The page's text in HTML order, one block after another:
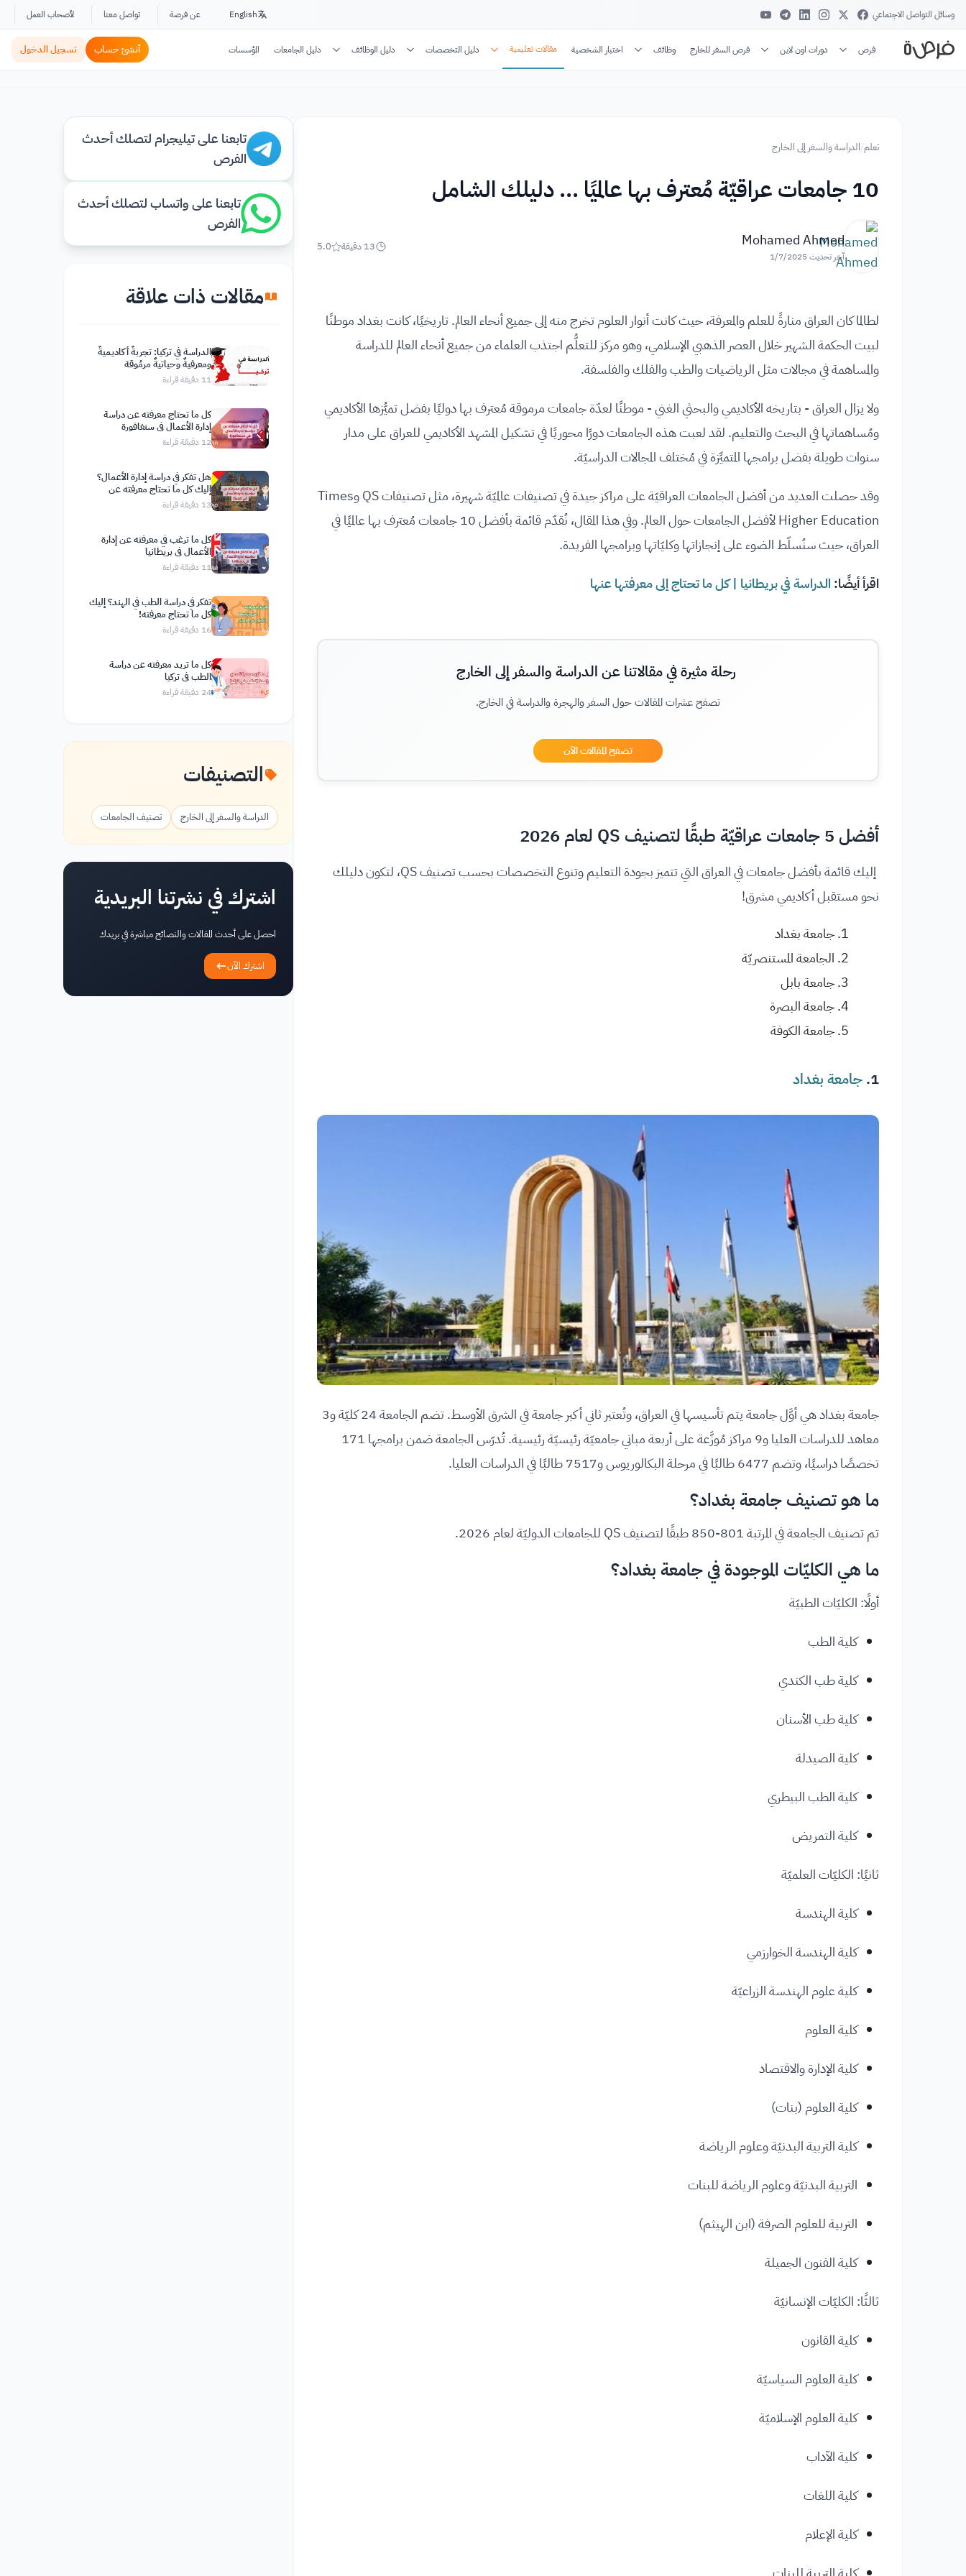
وسائل التواصل الاجتماعي English عن فرصة تواصل معنا لأصحاب العمل
فرص دورات اون لاين فرص السفر للخارج وظائف اختبار الشخصية مقالات تعليمية دليل التخصصات دليل الوظائف دليل الجامعات المؤسسات أنشئ حساب تسجيل الدخول
تعلم/الدراسة والسفر إلى الخارج
10 جامعات عراقيّة مُعترف بها عالميًا ... دليلك الشامل
Mohamed Ahmed
آخر تحديث 1/7/2025
13 دقيقة 5.0
لطالما كان العراق منارةً للعلم والمعرفة، حيث كانت أنوار العلوم تخرج منه إلى جميع أنحاء العالم. تاريخيًا، كانت بغداد موطنًا
لبيت الحكمة الشهير خلال العصر الذهبي الإسلامي، وهو مركز للتعلُّم اجتذب العلماء من جميع أنحاء العالم للدراسة
والمساهمة في مجالات مثل الرياضيات والطب والفلك والفلسفة.
ولا يزال العراق - بتاريخه الأكاديمي والبحثي الغني - موطنًا لعدّة جامعات مرموقة مُعترف بها دوليًا بفضل تميُّزها الأكاديمي
ومُساهماتها في البحث والتعليم. لقد لعبت هذه الجامعات دورًا محوريًا في تشكيل المشهد الأكاديمي للعراق على مدار
سنوات طويلة بفضل برامجها المتميِّزة في مُختلف المجالات الدراسيّة.
وقد حصلت العديد من أفضل الجامعات العراقيّة على مراكز جيدة في تصنيفات عالميّة شهيرة، مثل تصنيفات QS وTimes
Higher Education لأفضل الجامعات حول العالم. وفي هذا المقال، نُقدّم قائمة بأفضل 10 جامعات مُعترف بها عالميًا في
العراق، حيث سنُسلّط الضوء على إنجازاتها وكليّاتها وبرامجها الفريدة.
اقرأ أيضًا: الدراسة في بريطانيا | كل ما تحتاج إلى معرفتها عنها
رحلة مثيرة في مقالاتنا عن الدراسة والسفر إلى الخارج
تصفح عشرات المقالات حول السفر والهجرة والدراسة في الخارج.
تصفح المقالات الآن
أفضل 5 جامعات عراقيّة طبقًا لتصنيف QS لعام 2026
إليك قائمة بأفضل جامعات في العراق التي تتميز بجودة التعليم وتنوع التخصصات بحسب تصنيف QS، لتكون دليلك
نحو مستقبل أكاديمي مشرق!
جامعة بغداد
الجامعة المستنصريّة
جامعة بابل
جامعة البصرة
جامعة الكوفة
1. جامعة بغداد
جامعة بغداد هي أوَّل جامعة يتم تأسيسها في العراق، وتُعتبر ثاني أكبر جامعة في الشرق الأوسط. تضم الجامعة 24 كليّة و3
معاهد للدراسات العليا و9 مراكز مُوزَّعة على أربعة مباني جامعيّة رئيسيّة رئيسية. تُدرّس الجامعة ضمن برامجها 171
تخصصًا دراسيًا، وتضم 6477 طالبًا في مرحلة البكالوريوس و7517 طالبًا في الدراسات العليا.
ما هو تصنيف جامعة بغداد؟
تم تصنيف الجامعة في المرتبة 801-850 طبقًا لتصنيف QS للجامعات الدوليّة لعام 2026.
ما هي الكليّات الموجودة في جامعة بغداد؟
أولًا: الكليّات الطبيّة
كلية الطب
كلية طب الكندي
كلية طب الأسنان
كلية الصيدلة
كلية الطب البيطري
كلية التمريض
ثانيًا: الكليّات العلميّة
كلية الهندسة
كلية الهندسة الخوارزمي
كلية علوم الهندسة الزراعيّة
كلية العلوم
كلية الإدارة والاقتصاد
كلية العلوم (بنات)
كلية التربية البدنيّة وعلوم الرياضة
التربية البدنيّة وعلوم الرياضة للبنات
التربية للعلوم الصرفة (ابن الهيثم)
كلية الفنون الجميلة
ثالثًا: الكليّات الإنسانيّة
كلية القانون
كلية العلوم السياسيّة
كلية العلوم الإسلاميّة
كلية الآداب
كلية اللغات
كلية الإعلام
تابعنا على تيليجرام لتصلك أحدث
الفرص
تابعنا على واتساب لتصلك أحدث
الفرص
مقالات ذات علاقة
الدراسة في تركيا: تجربةٌ أكاديميةٌ
ومعرفيةٌ وحياتيةٌ مرمُوقة
11 دقيقة قراءة
كل ما تحتاج معرفته عن دراسة
إدارة الأعمال في سنغافورة
12 دقيقة قراءة
هل تفكر في دراسة إدارة الأعمال؟
إليك كل ما تحتاج معرفته عن
الدراسة في بلجيكا
13 دقيقة قراءة
كل ما ترغب في معرفته عن إدارة
الأعمال في بريطانيا
11 دقيقة قراءة
تفكر في دراسة الطب في الهند؟ إليك
كل ما تحتاج معرفته!
16 دقيقة قراءة
كل ما تريد معرفته عن دراسة
الطب في تركيا
24 دقيقة قراءة
التصنيفات
الدراسة والسفر إلى الخارج تصنيف الجامعات
اشترك في نشرتنا البريدية
احصل على أحدث المقالات والنصائح مباشرة في بريدك
اشترك الآن